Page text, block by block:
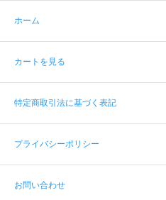
ホーム
カートを見る
特定商取引法に基づく表記
プライバシーポリシー
お問い合わせ